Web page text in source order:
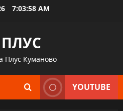
7:03:59 AM
Плус Куманово
YOUTUBE